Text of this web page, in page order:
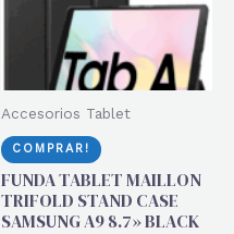
Accesorios Tablet
COMPRAR!
FUNDA TABLET MAILLON
TRIFOLD STAND CASE
SAMSUNG A9 8.7» BLACK